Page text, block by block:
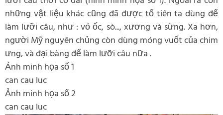
những vật liệu khác cũng đã được tổ tiên ta dùng để
làm lưỡi câu, như : vỏ ốc, sò..., xương và sừng. Xa hơn,
người Mỹ nguyên chủng còn dùng móng vuốt của chim
ưng, và đại bàng để làm lưỡi câu nữa .
Ảnh minh họa số 1
can cau luc
Ảnh minh họa số 2
can cau luc